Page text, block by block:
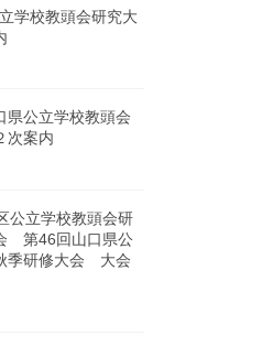
学校教頭会研究大
県公立学校教頭会
案内
公立学校教頭会研
第46回山口県公
季研修大会 大会